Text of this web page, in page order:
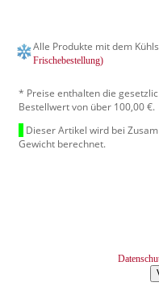
Alle Produkte mit dem
Frischebestellung)
* Preise enthalten die
Bestellwert von über 100,00 €.
Dieser Artikel wird bei
Gewicht berechnet.